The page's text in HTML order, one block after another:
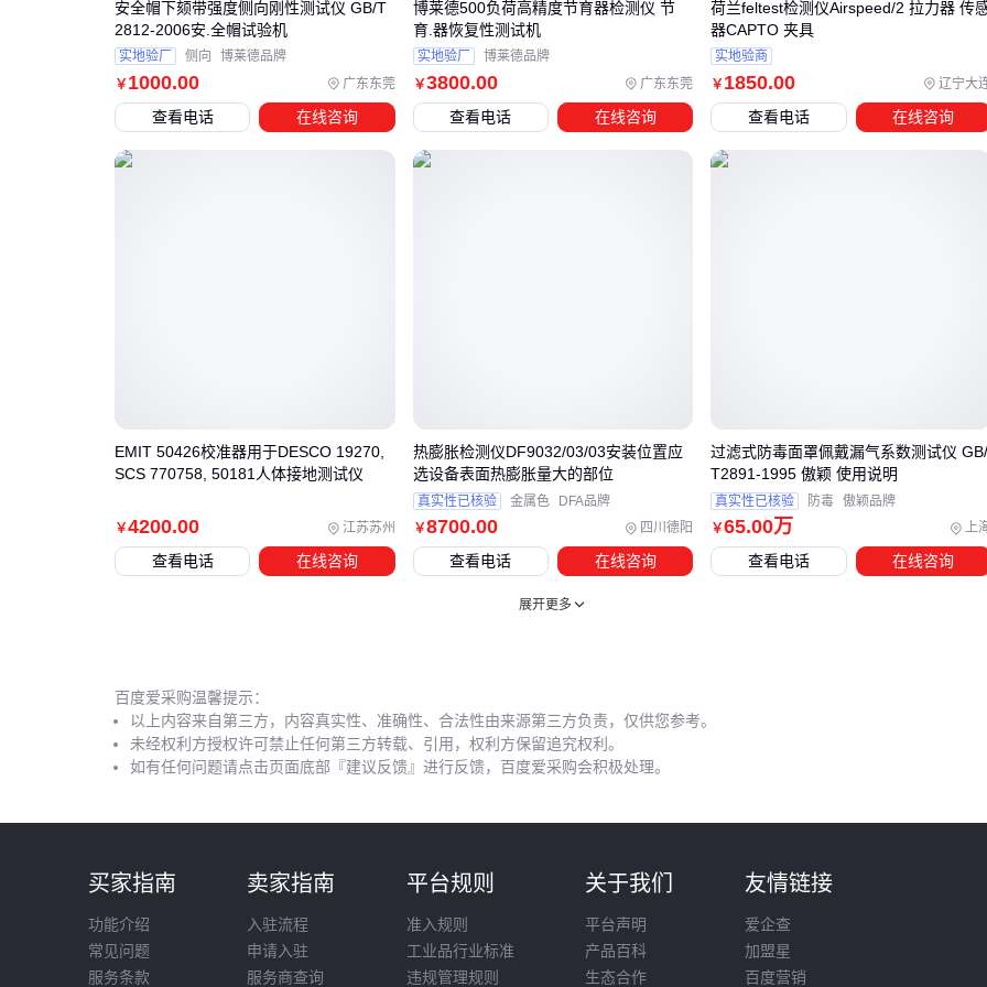
四、如何构建完整的漏电防护体系？
仅依靠佩戴式漏电检测仪的单点防护，在复杂作业场景中仍存
在系统性风险。实际使用中常遇到三类典型问题：检测警报触
发后缺乏应急工具、设备校准周期影响数据可靠性、以及恶劣
在潮湿、粉尘等特殊环境中建立多重防护
以电力检修场景为例，操作人员同时接触带电设备和金属架构
碳纤维防静电手套
既能防止静电干扰检测仪读数，又能
降低间接接触风险。这类配套装备的选择应优先考虑与主设备
的兼容性，而非孤立评估单项性能。
虽不影响作业，但可能因衣物遮挡减弱信号；肩部佩戴更利于
射频传输，但需注意避免与安全绳摩擦。建议通过现场测试确
日常维护中容易被忽视的两个关键点：
每月用校准工具套装进行基线测试，特别关注高湿度环境后
备用电池应保持50%以上电量，低温环境下容量衰减可能影
响紧急呼救功能
￥1000.00 广东东莞
安全帽下颏带强度侧向刚性测试仪 GB/T
2812-2006安.全帽试验机
实地验厂 侧向 博莱德品牌
查看电话 在线咨询
￥3800.00 广东东莞
博莱德500负荷高精度节育器检测仪 节
育.器恢复性测试机
实地验厂 博莱德品牌
查看电话 在线咨询
￥1850.00 辽宁大
荷兰feltest检测仪Airspeed/2 拉力器 传
器CAPTO 夹具
实地验商
查看电话 在线咨询
￥4200.00 江苏苏州
EMIT 50426校准器用于DESCO 19270,
SCS 770758, 50181人体接地测试仪
查看电话 在线咨询
￥8700.00 四川德阳
热膨胀检测仪DF9032/03/03安装位置应
选设备表面热膨胀量大的部位
真实性已核验 金属色 DFA品牌
查看电话 在线咨询
￥65.00万 上
过滤式防毒面罩佩戴漏气系数测试仪 GB/
T2891-1995 傲颖 使用说明
真实性已核验 防毒 傲颖品牌
查看电话 在线咨询
展开更多
百度爱采购温馨提示：
以上内容来自第三方，内容真实性、准确性、合法性由来源第三方负责，仅供您参考。
未经权利方授权许可禁止任何第三方转载、引用，权利方保留追究权利。
如有任何问题请点击页面底部『建议反馈』进行反馈，百度爱采购会积极处理。
买家指南
功能介绍
常见问题
服务条款
卖家指南
入驻流程
申请入驻
服务商查询
平台规则
准入规则
工业品行业标准
违规管理规则
关于我们
平台声明
产品百科
生态合作
友情链接
爱企查
加盟星
百度营销